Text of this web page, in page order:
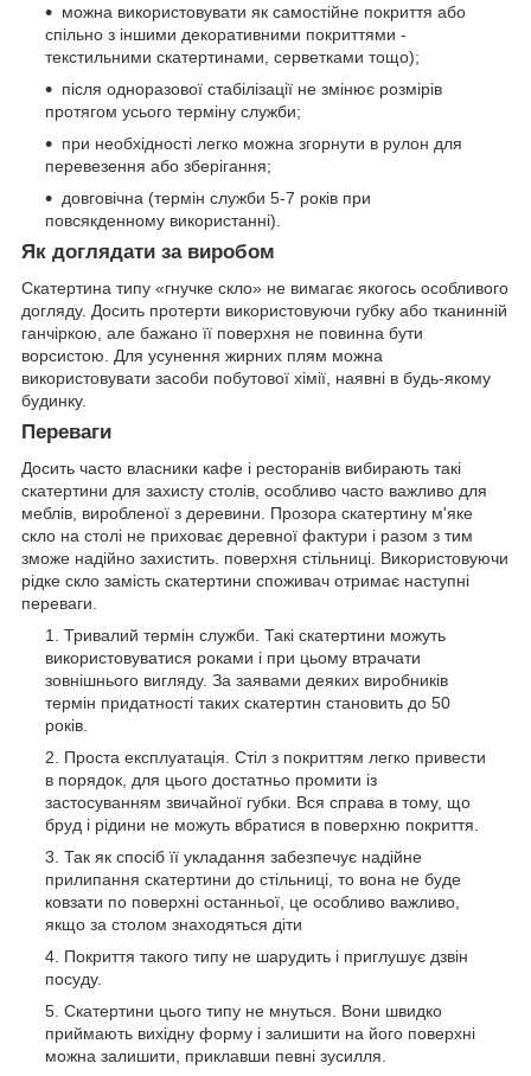
можна використовувати як самостійне покриття або
спільно з іншими декоративними покриттями -
текстильними скатертинами, серветками тощо);
після одноразової стабілізації не змінює розмірів
протягом усього терміну служби;
при необхідності легко можна згорнути в рулон для
перевезення або зберігання;
довговічна (термін служби 5-7 років при
повсякденному використанні).
Як доглядати за виробом
Скатертина типу «гнучке скло» не вимагає якогось особливого
догляду. Досить протерти використовуючи губку або тканинній
ганчіркою, але бажано її поверхня не повинна бути
ворсистою. Для усунення жирних плям можна
використовувати засоби побутової хімії, наявні в будь-якому
будинку.
Переваги
Досить часто власники кафе і ресторанів вибирають такі
скатертини для захисту столів, особливо часто важливо для
меблів, виробленої з деревини. Прозора скатертину м'яке
скло на столі не приховає деревної фактури і разом з тим
зможе надійно захистить. поверхня стільниці. Використовуючи
рідке скло замість скатертини споживач отримає наступні
переваги.
Тривалий термін служби. Такі скатертини можуть
використовуватися роками і при цьому втрачати
зовнішнього вигляду. За заявами деяких виробників
термін придатності таких скатертин становить до 50
років.
Проста експлуатація. Стіл з покриттям легко привести
в порядок, для цього достатньо промити із
застосуванням звичайної губки. Вся справа в тому, що
бруд і рідини не можуть вбратися в поверхню покриття.
Так як спосіб її укладання забезпечує надійне
прилипання скатертини до стільниці, то вона не буде
ковзати по поверхні останньої, це особливо важливо,
якщо за столом знаходяться діти
Покриття такого типу не шарудить і приглушує дзвін
посуду.
Скатертини цього типу не мнуться. Вони швидко
приймають вихідну форму і залишити на його поверхні
можна залишити, приклавши певні зусилля.